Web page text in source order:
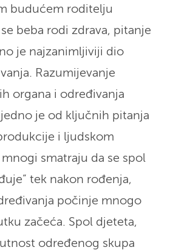
budućem roditelju
beba rodi zdrava, pitanje
je najzanimljiviji dio
Razumijevanje
organa i određivanja
je od ključnih pitanja
i ljudskom
smatraju da se spol
tek nakon rođenja,
počinje mnogo
začeća. Spol djeteta,
određenog skupa